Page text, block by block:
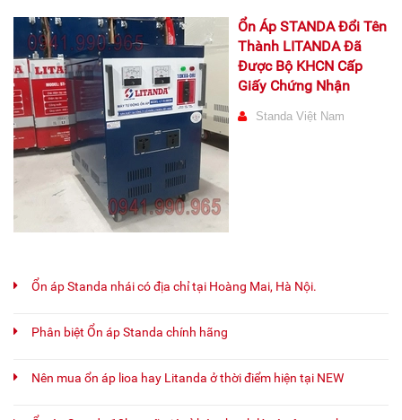
Ổn Áp STANDA Đổi Tên
Thành LITANDA Đã
Được Bộ KHCN Cấp
Giấy Chứng Nhận
Standa Việt Nam
Ổn áp Standa nhái có địa chỉ tại Hoàng Mai, Hà Nội.
Phân biệt Ổn áp Standa chính hãng
Nên mua ổn áp lioa hay Litanda ở thời điểm hiện tại NEW